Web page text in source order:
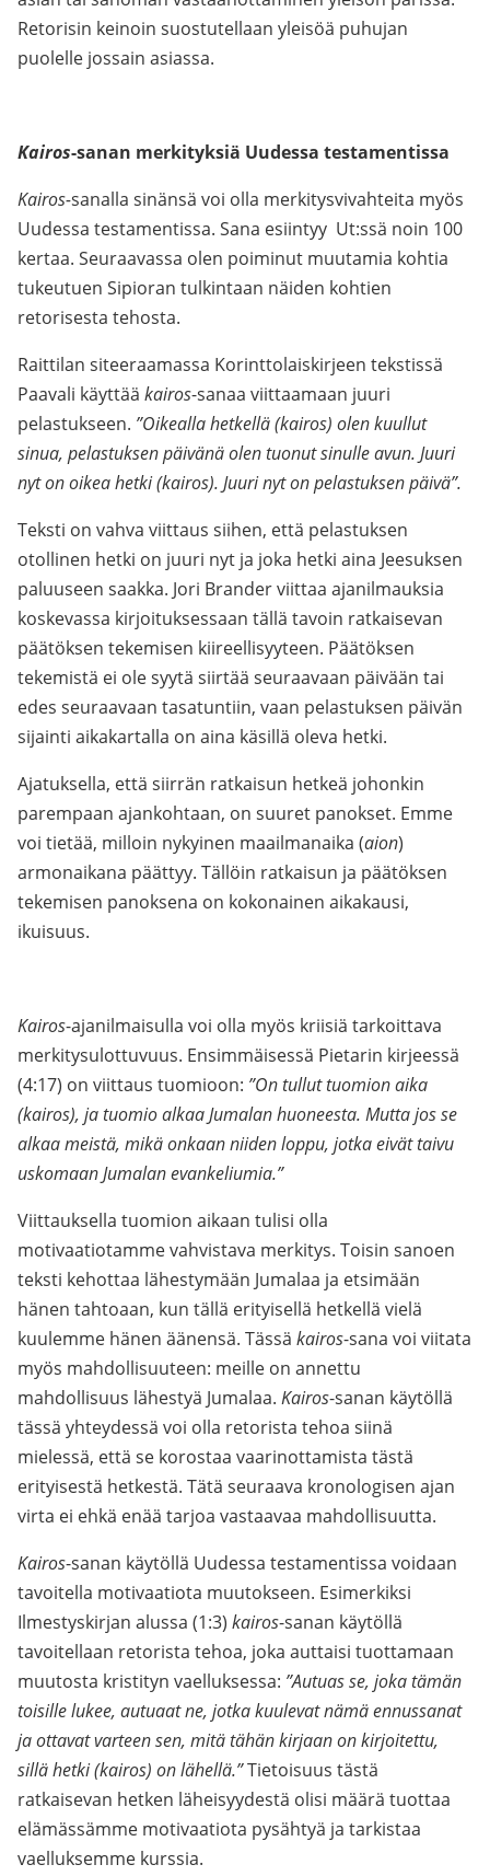
Retorisin keinoin suostutellaan yleisöä puhujan
puolelle jossain asiassa.
Kairos-sanan merkityksiä Uudessa testamentissa
Kairos-sanalla sinänsä voi olla merkitysvivahteita myös
Uudessa testamentissa. Sana esiintyy Ut:ssä noin 100
kertaa. Seuraavassa olen poiminut muutamia kohtia
tukeutuen Sipioran tulkintaan näiden kohtien
retorisesta tehosta.
Raittilan siteeraamassa Korinttolaiskirjeen tekstissä
Paavali käyttää kairos-sanaa viittaamaan juuri
pelastukseen. ”Oikealla hetkellä (kairos) olen kuullut
sinua, pelastuksen päivänä olen tuonut sinulle avun. Juuri
nyt on oikea hetki (kairos). Juuri nyt on pelastuksen päivä”.
Teksti on vahva viittaus siihen, että pelastuksen
otollinen hetki on juuri nyt ja joka hetki aina Jeesuksen
paluuseen saakka. Jori Brander viittaa ajanilmauksia
koskevassa kirjoituksessaan tällä tavoin ratkaisevan
päätöksen tekemisen kiireellisyyteen. Päätöksen
tekemistä ei ole syytä siirtää seuraavaan päivään tai
edes seuraavaan tasatuntiin, vaan pelastuksen päivän
sijainti aikakartalla on aina käsillä oleva hetki.
Ajatuksella, että siirrän ratkaisun hetkeä johonkin
parempaan ajankohtaan, on suuret panokset. Emme
voi tietää, milloin nykyinen maailmanaika (aion)
armonaikana päättyy. Tällöin ratkaisun ja päätöksen
tekemisen panoksena on kokonainen aikakausi,
ikuisuus.
Kairos-ajanilmaisulla voi olla myös kriisiä tarkoittava
merkitysulottuvuus. Ensimmäisessä Pietarin kirjeessä
(4:17) on viittaus tuomioon: ”On tullut tuomion aika
(kairos), ja tuomio alkaa Jumalan huoneesta. Mutta jos se
alkaa meistä, mikä onkaan niiden loppu, jotka eivät taivu
uskomaan Jumalan evankeliumia.”
Viittauksella tuomion aikaan tulisi olla
motivaatiotamme vahvistava merkitys. Toisin sanoen
teksti kehottaa lähestymään Jumalaa ja etsimään
hänen tahtoaan, kun tällä erityisellä hetkellä vielä
kuulemme hänen äänensä. Tässä kairos-sana voi viitata
myös mahdollisuuteen: meille on annettu
mahdollisuus lähestyä Jumalaa. Kairos-sanan käytöllä
tässä yhteydessä voi olla retorista tehoa siinä
mielessä, että se korostaa vaarinottamista tästä
erityisestä hetkestä. Tätä seuraava kronologisen ajan
virta ei ehkä enää tarjoa vastaavaa mahdollisuutta.
Kairos-sanan käytöllä Uudessa testamentissa voidaan
tavoitella motivaatiota muutokseen. Esimerkiksi
Ilmestyskirjan alussa (1:3) kairos-sanan käytöllä
tavoitellaan retorista tehoa, joka auttaisi tuottamaan
muutosta kristityn vaelluksessa: ”Autuas se, joka tämän
toisille lukee, autuaat ne, jotka kuulevat nämä ennussanat
ja ottavat varteen sen, mitä tähän kirjaan on kirjoitettu,
sillä hetki (kairos) on lähellä.”Tietoisuus tästä
ratkaisevan hetken läheisyydestä olisi määrä tuottaa
elämässämme motivaatiota pysähtyä ja tarkistaa
vaelluksemme kurssia.